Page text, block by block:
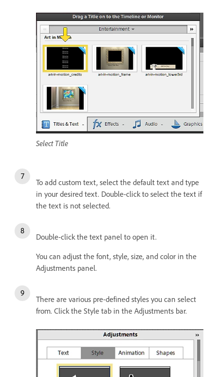
Select Title
To add custom text, select the default text and type
in your desired text. Double-click to select the text if
the text is not selected.
Double-click the text panel to open it.
You can adjust the font, style, size, and color in the
Adjustments panel.
There are various pre-defined styles you can select
from. Click the Style tab in the Adjustments bar.